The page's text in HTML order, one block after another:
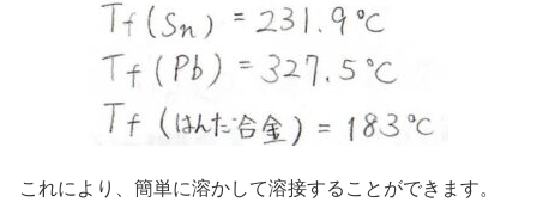
これにより、簡単に溶かして溶接することができます。